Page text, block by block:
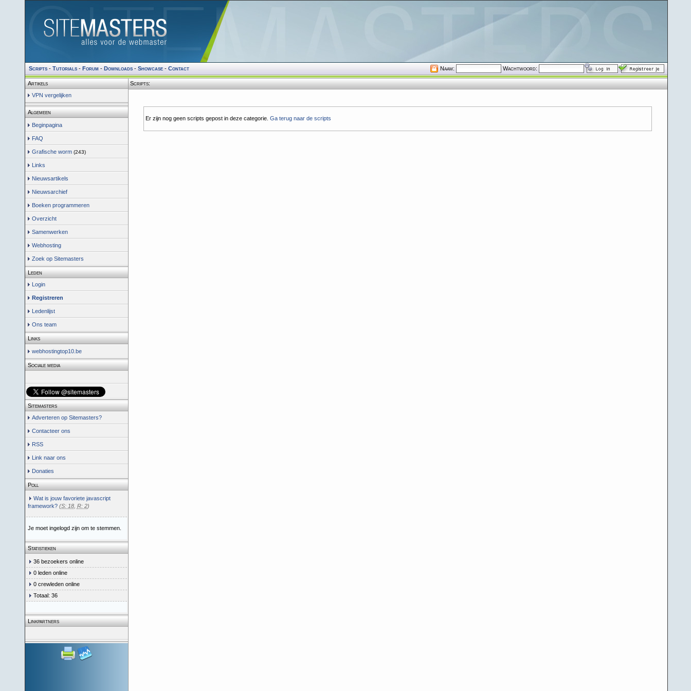
Scripts- Tutorials- Forum- Downloads- Showcase- Contact Naam: Wachtwoord:
Artikels
VPN vergelijken
Algemeen
Beginpagina
FAQ
Grafische worm (243)
Links
Nieuwsartikels
Nieuwsarchief
Boeken programmeren
Overzicht
Samenwerken
Webhosting
Zoek op Sitemasters
Leden
Login
Registreren
Ledenlijst
Ons team
Links
webhostingtop10.be
Sociale media
Sitemasters
Adverteren op Sitemasters?
Contacteer ons
RSS
Link naar ons
Donaties
Poll
Wat is jouw favoriete javascript
framework? (S: 18, R: 2)
Je moet ingelogd zijn om te stemmen.
Statistieken
36 bezoekers online
0 leden online
0 crewleden online
Totaal: 36
Linkpartners
Scripts:
Er zijn nog geen scripts gepost in deze categorie. Ga terug naar de scripts